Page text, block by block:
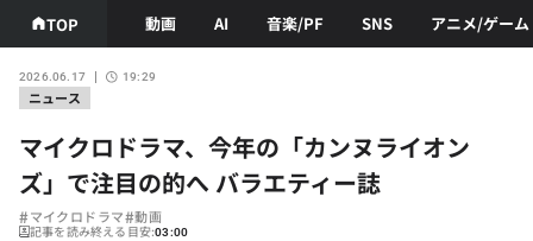
TOP 動画 AI 音楽/PF SNS アニメ/ゲーム
ニュース
2026.06.17 19:29
マイクロドラマ、今年の「カンヌライオン
ズ」で注目の的へ バラエティー誌
#マイクロドラマ#動画
記事を読み終える目安:03:00